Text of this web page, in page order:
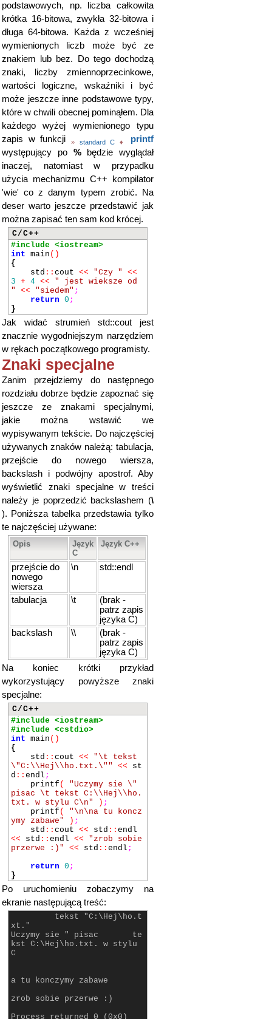
podstawowych, np. liczba całkowita
krótka 16-bitowa, zwykła 32-bitowa i
długa 64-bitowa. Każda z wcześniej
wymienionych liczb może być ze
znakiem lub bez. Do tego dochodzą
znaki, liczby zmiennoprzecinkowe,
wartości logiczne, wskaźniki i być
może jeszcze inne podstawowe typy,
które w chwili obecnej pominąłem. Dla
każdego wyżej wymienionego typu
zapis w funkcji
» standard C ♦ printf
występujący po %będzie wyglądał
inaczej, natomiast w przypadku
użycia mechanizmu C++ kompilator
'wie' co z danym typem zrobić. Na
deser warto jeszcze przedstawić jak
można zapisać ten sam kod krócej.
C/C++
#include <iostream>
int main ()
{
std :: cout << "Czy "
<<
3 + 4 <<
" jest wieksze od
"
<< "siedem" ;
return 0 ;
}
Jak widać strumień std::cout jest
znacznie wygodniejszym narzędziem
w rękach początkowego programisty.
Znaki specjalne
Zanim przejdziemy do następnego
rozdziału dobrze będzie zapoznać się
jeszcze ze znakami specjalnymi,
jakie można wstawić we
wypisywanym tekście. Do najczęściej
używanych znaków należą: tabulacja,
przejście do nowego wiersza,
backslash i podwójny apostrof. Aby
wyświetlić znaki specjalne w treści
należy je poprzedzić backslashem (\
). Poniższa tabelka przedstawia tylko
te najczęściej używane:
Opis
Język
C
Język C++
przejście do
nowego
wiersza
\n std::endl
tabulacja \t
(brak -
patrz zapis
języka C)
backslash
\\
(brak -
patrz zapis
języka C)
Na koniec krótki przykład
wykorzystujący powyższe znaki
specjalne:
C/C++
#include <iostream>
#include <cstdio>
int main ()
{
std :: cout <<
"\t tekst
\"C:\\Hej\\ho.txt.\""
<< st
d :: endl ;
printf (
"Uczymy sie \"
pisac \t tekst C:\\Hej\\ho.
txt. w stylu C\n"
) ;
printf (
"\n\na tu koncz
ymy zabawe"
) ;
std :: cout << std :: endl
<< std :: endl <<
"zrob sobie
przerwe :)"
<< std :: endl ;
return 0 ;
}
Po uruchomieniu zobaczymy na
ekranie następującą treść:
tekst "C:\Hej\ho.t
xt."
Uczymy sie " pisac te
kst C:\Hej\ho.txt. w stylu
C
a tu konczymy zabawe
zrob sobie przerwe :)
Process returned 0 (0x0)